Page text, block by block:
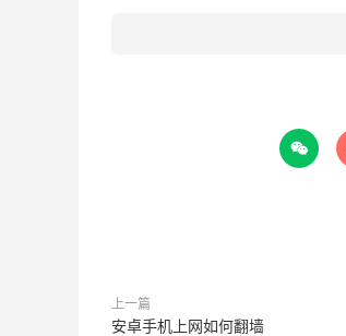

上一篇
安卓手机上网如何翻墙